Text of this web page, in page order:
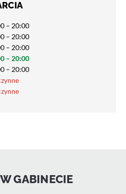
– 20:00
– 20:00
– 20:00
– 20:00
– 20:00
GABINECIE